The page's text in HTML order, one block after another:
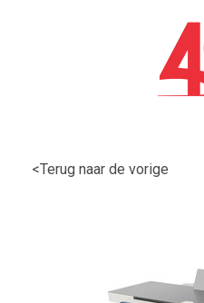
<Terug naar de vorige